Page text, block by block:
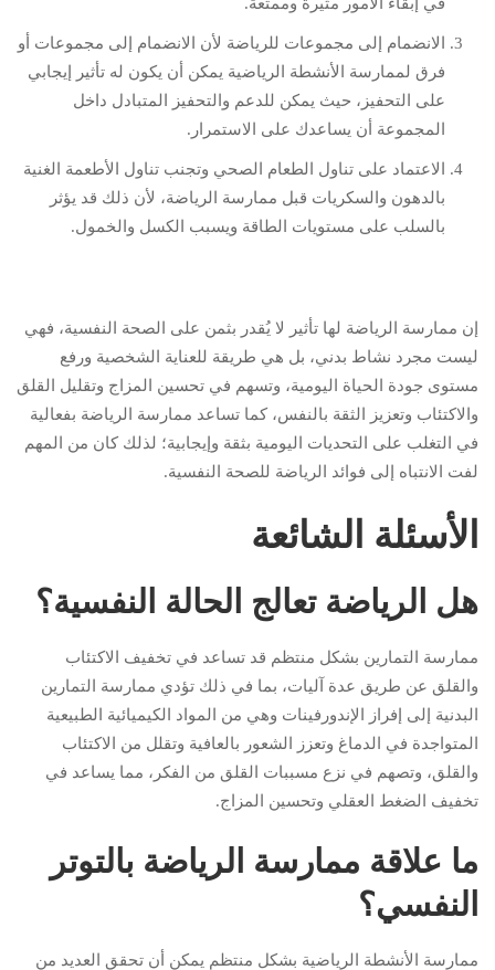
الانضمام إلى مجموعات للرياضة لأن الانضمام إلى مجموعات أو
فرق لممارسة الأنشطة الرياضية يمكن أن يكون له تأثير إيجابي
على التحفيز، حيث يمكن للدعم والتحفيز المتبادل داخل
المجموعة أن يساعدك على الاستمرار.
الاعتماد على تناول الطعام الصحي وتجنب تناول الأطعمة الغنية
بالدهون والسكريات قبل ممارسة الرياضة، لأن ذلك قد يؤثر
بالسلب على مستويات الطاقة ويسبب الكسل والخمول.
إن ممارسة الرياضة لها تأثير لا يُقدر بثمن على الصحة النفسية، فهي
ليست مجرد نشاط بدني، بل هي طريقة للعناية الشخصية ورفع
مستوى جودة الحياة اليومية، وتسهم في تحسين المزاج وتقليل القلق
والاكتئاب وتعزيز الثقة بالنفس، كما تساعد ممارسة الرياضة بفعالية
في التغلب على التحديات اليومية بثقة وإيجابية؛ لذلك كان من المهم
لفت الانتباه إلى فوائد الرياضة للصحة النفسية.
الأسئلة الشائعة
هل الرياضة تعالج الحالة النفسية؟
ممارسة التمارين بشكل منتظم قد تساعد في تخفيف الاكتئاب
والقلق عن طريق عدة آليات، بما في ذلك تؤدي ممارسة التمارين
البدنية إلى إفراز الإندورفينات وهي من المواد الكيميائية الطبيعية
المتواجدة في الدماغ وتعزز الشعور بالعافية وتقلل من الاكتئاب
والقلق، وتصهم في نزع مسببات القلق من الفكر، مما يساعد في
تخفيف الضغط العقلي وتحسين المزاج.
ما علاقة ممارسة الرياضة بالتوتر
النفسي؟
ممارسة الأنشطة الرياضية بشكل منتظم يمكن أن تحقق العديد من